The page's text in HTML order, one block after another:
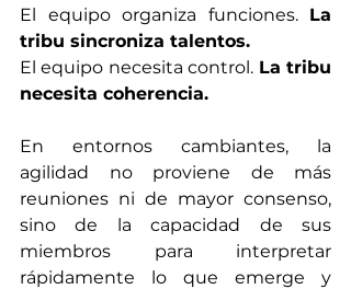
El equipo organiza funciones. La
tribu sincroniza talentos.
El equipo necesita control. La tribu
necesita coherencia.
En entornos cambiantes, la
agilidad no proviene de más
reuniones ni de mayor consenso,
sino de la capacidad de sus
miembros para interpretar
rápidamente lo que emerge y